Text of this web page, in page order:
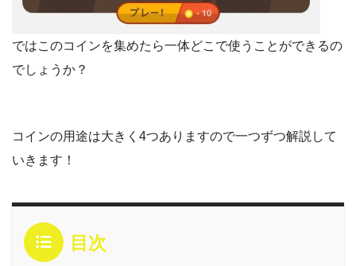
ではこのコインを集めたら一体どこで使うことができるの
でしょうか？
コインの用途は大きく4つありますので一つずつ解説して
いきます！
目次